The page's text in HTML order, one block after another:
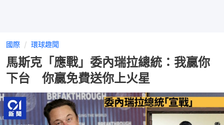
國際 環球趣聞
馬斯克「應戰」委內瑞拉總統：我贏你
下台 你贏免費送你上火星